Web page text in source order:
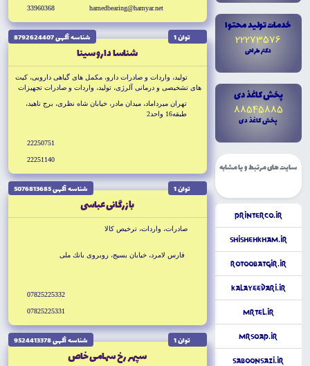
خدمات توليد محتوا
22273576
دکتر طراحى
پخش کاغذ دى
88545885
پخش کاغذ دى
سایت های مرتبط و یا مشابه
PrinterCo.ir
ShishehKham.ir
Rotoobatgir.ir
KalayeEdari.ir
MrTel.ir
MrSoap.ir
SaboonSazi.ir
hamedbearing@hamyar.net
33960368
توان 1 شناسه آگهى 8792624407
شناسا دارو سينا
توليد، واردات و صادرات دارو، مكمل هاى گياهى دارويى، كيت
هاى تشخيصى و درمانى آلرژى، توليد، واردات و صادرات تجهيزات
تهران ميرداماد، ميدان مادر، خيابان شاه نظرى، برج ناهيد،
طبقه16 واحد2
22250751
22251140
توان 1 شناسه آگهى 5076813685
بازرگانى عباسى
صادرات، واردات، ترخيص كالا
فارس لامرد، خيابان بسيج، روبروى بانك ملى
07825225332
07825225331
توان 1 شناسه آگهى 9524413378
سپهر رخ سهامى خاص